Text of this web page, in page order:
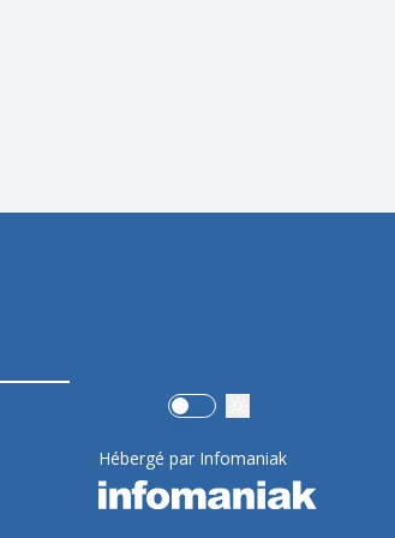
Use setting
Hébergé par Infomaniak